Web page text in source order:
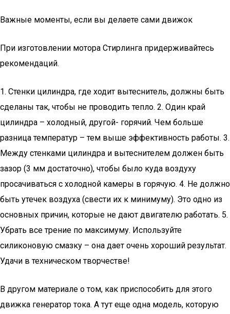
Важные моменты, если вы делаете сами движок
При изготовлении мотора Стирлинга придерживайтесь
рекомендаций.
1. Стенки цилиндра, где ходит вытеснитель, должны быть
сделаны так, чтобы не проводить тепло. 2. Один край
цилиндра – холодный, другой- горячий. Чем больше
разница температур – тем выше эффективность работы. 3.
Между стенками цилиндра и вытеснителем должен быть
зазор (3 мм достаточно), чтобы было куда воздуху
просачиваться с холодной камеры в горячую. 4. Не должно
быть утечек воздуха (свести их к минимуму). Это одно из
основных причин, которые не дают двигателю работать. 5.
Убрать все трение по максимуму. Используйте
силиконовую смазку – она дает очень хороший результат.
Удачи в техническом творчестве!
В другом материале о том, как приспособить для этого
движка генератор тока. А тут еще одна модель, которую